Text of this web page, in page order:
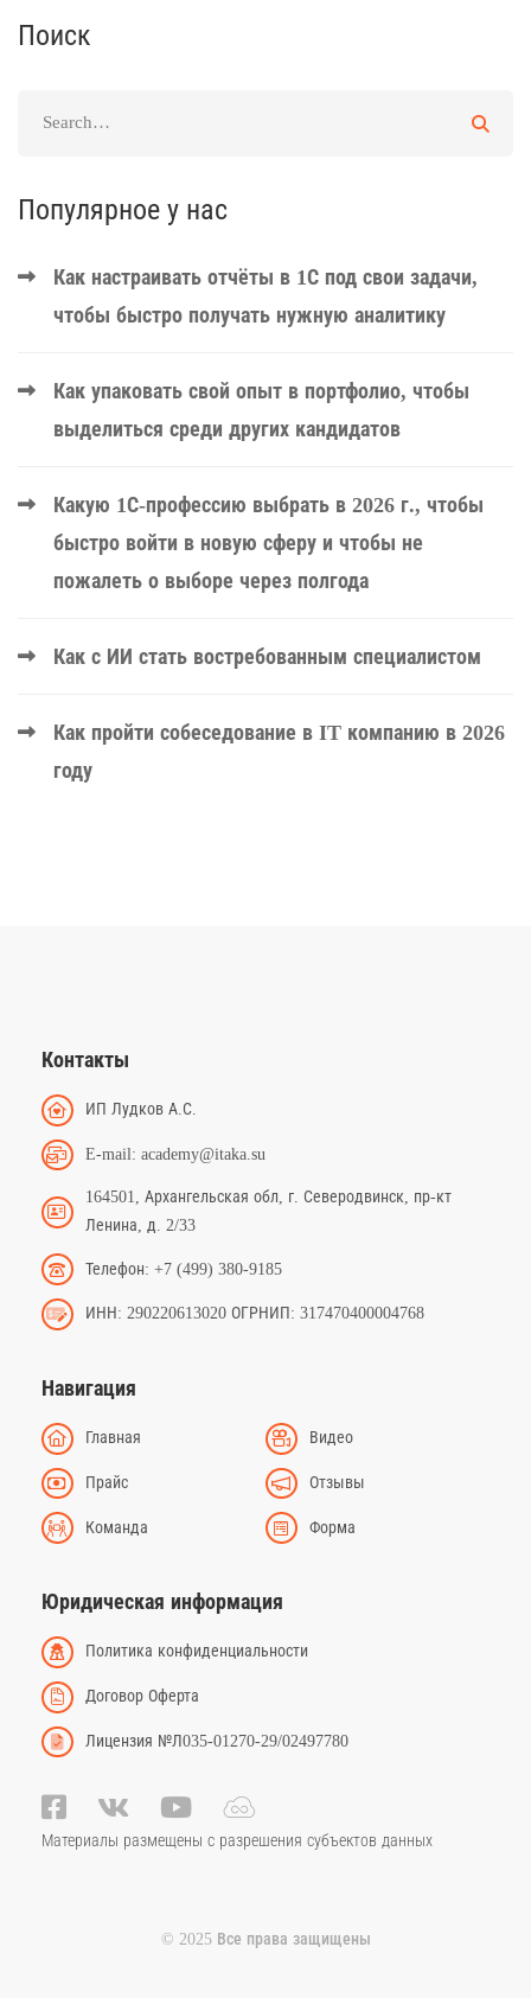
Поиск
Популярное у нас
Как настраивать отчёты в 1С под свои задачи,
чтобы быстро получать нужную аналитику
Как упаковать свой опыт в портфолио, чтобы
выделиться среди других кандидатов
Какую 1С-профессию выбрать в 2026 г., чтобы
быстро войти в новую сферу и чтобы не
пожалеть о выборе через полгода
Как с ИИ стать востребованным специалистом
Как пройти собеседование в IT компанию в 2026
году
Контакты
ИП Лудков А.С.
E-mail: academy@itaka.su
164501, Архангельская обл, г. Северодвинск, пр-кт
Ленина, д. 2/33
Телефон: +7 (499) 380-9185
ИНН: 290220613020 ОГРНИП: 317470400004768
Навигация
Главная Видео
Прайс Отзывы
Команда Форма
Юридическая информация
Политика конфиденциальности
Договор Оферта
Лицензия №Л035-01270-29/02497780
Материалы размещены с разрешения субъектов данных
© 2025 Все права защищены